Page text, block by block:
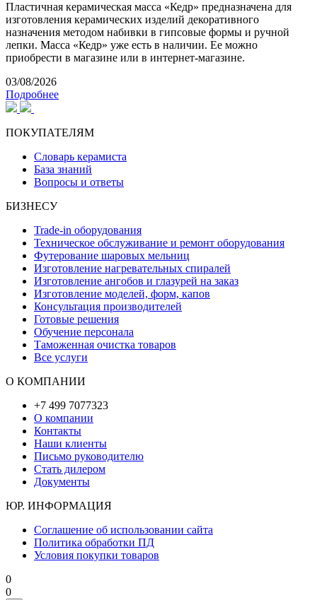
Пластичная керамическая масса «Кедр» предназначена для
изготовления керамических изделий декоративного
назначения методом набивки в гипсовые формы и ручной
лепки. Масса «Кедр» уже есть в наличии. Ее можно
приобрести в магазине или в интернет-магазине.
03/08/2026
Подробнее
ПОКУПАТЕЛЯМ
Словарь керамиста
База знаний
Вопросы и ответы
БИЗНЕСУ
Trade-in оборудования
Техническое обслуживание и ремонт оборудования
Футерование шаровых мельниц
Изготовление нагревательных спиралей
Изготовление ангобов и глазурей на заказ
Изготовление моделей, форм, капов
Консультация производителей
Готовые решения
Обучение персонала
Таможенная очистка товаров
Все услуги
О КОМПАНИИ
+7 499 7077323
О компании
Контакты
Наши клиенты
Письмо руководителю
Стать дилером
Документы
ЮР. ИНФОРМАЦИЯ
Соглашение об использовании сайта
Политика обработки ПД
Условия покупки товаров
0
0